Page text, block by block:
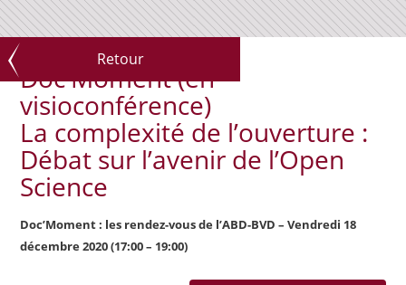
Retour
Doc'Moment (en
visioconférence)
La complexité de l’ouverture :
Débat sur l’avenir de l’Open
Science
Doc’Moment : les rendez-vous de l’ABD-BVD – Vendredi 18
décembre 2020 (17:00 – 19:00)